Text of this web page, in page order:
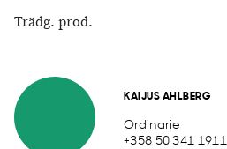
Trädg. prod.
KAIJUS AHLBERG
Ordinarie
+358 50 341 1911